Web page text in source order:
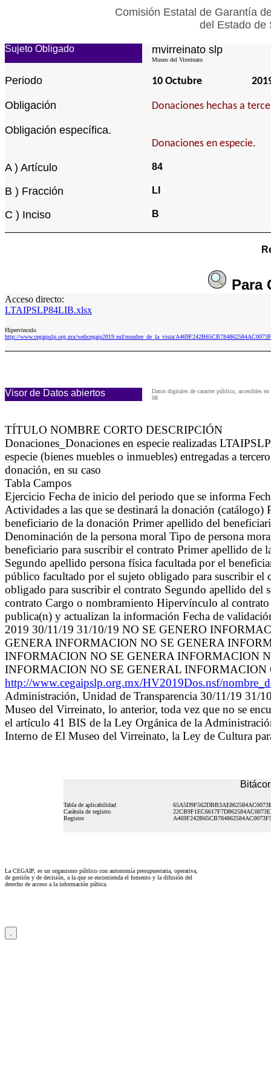
Comisión Estatal de Garantía
del Estado de
Sujeto Obligado mvirreinato slp
Museo del Virreinato
Periodo 10 Octubre
Obligación Donaciones hechas a
Obligación específica.
Donaciones en especie.
A ) Artículo 84
B ) Fracción LI
C ) Inciso B
Para
Acceso directo:
LTAIPSLP84LIB.xlsx
Hipervinculo
http://www.cegaipslp.org.mx/webcegaip2019.nsf/nombre_de_la_vista/
Visor de Datos abiertos
Datos digitales de caracter público, accesibles
08
TÍTULO NOMBRE CORTO DESCRIPCIÓN
Donaciones_Donaciones en especie realizadas
especie (bienes muebles o inmuebles) entregadas a
donación, en su caso
Tabla Campos
Ejercicio Fecha de inicio del periodo que se informa
Actividades a las que se destinará la donación
beneficiario de la donación Primer apellido del
Denominación de la persona moral Tipo de persona
beneficiario para suscribir el contrato Primer apellido de
Segundo apellido persona física facultada por el
público facultado por el sujeto obligado para suscribir
obligado para suscribir el contrato Segundo apellido
contrato Cargo o nombramiento Hipervínculo al
publica(n) y actualizan la información Fecha de
2019 30/11/19 31/10/19 NO SE GENERO
GENERA INFORMACION NO SE GENERA
INFORMACION NO SE GENERA INFORMACION
INFORMACION NO SE GENERAL
http://www.cegaipslp.org.mx/HV2019Dos.nsf/
Administración, Unidad de Transparencia 30/11/19 31/
Museo del Virreinato, lo anterior, toda vez que no se
el artículo 41 BIS de la Ley Orgánica de la
Interno de El Museo del Virreinato, la Ley de Cultura
Tabla de aplicabilidad
Carátula de registro
Registro
La CEGAIP, es un organismo público con autonomía presupuestaria, operativa,
de gestión y de decisión, a la que se encomienda el fomento y la difusión del
derecho de acceso a la información púbica.